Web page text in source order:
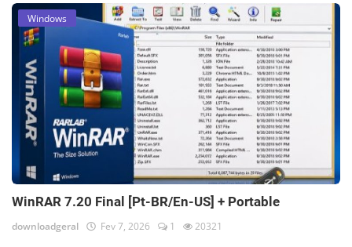
Windows
WinRAR 7.20 Final [Pt-BR/En-US] + Portable
downloadgeral Fev 7, 2026 1 20321